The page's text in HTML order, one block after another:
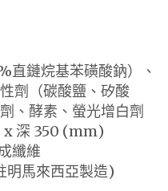
直鏈烷基苯磺酸鈉）、
劑（碳酸鹽、矽酸
、酵素、螢光增白劑
x 深 350 (mm)
纖維
明馬來西亞製造)